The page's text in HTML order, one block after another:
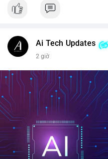
#vlikevn #titanbot
Ai Tech Updates
2 giờ